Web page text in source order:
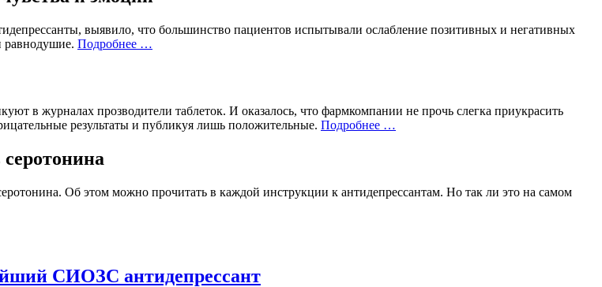
выявило, что большинство пациентов испытывали ослабление позитивных и негативных
равнодушие. Подробнее …
в журналах прозводители таблеток. И оказалось, что фармкомпании не прочь слегка приукрасить
результаты и публикуя лишь положительные. Подробнее …
Об этом можно прочитать в каждой инструкции к антидепрессантам. Но так ли это на самом
СИОЗС антидепрессант